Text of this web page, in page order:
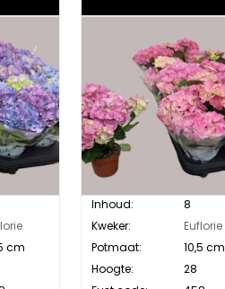
cm
Inhoud:
8
Kweker:
Euflorie
Potmaat:
10,5 cm
Hoogte:
28